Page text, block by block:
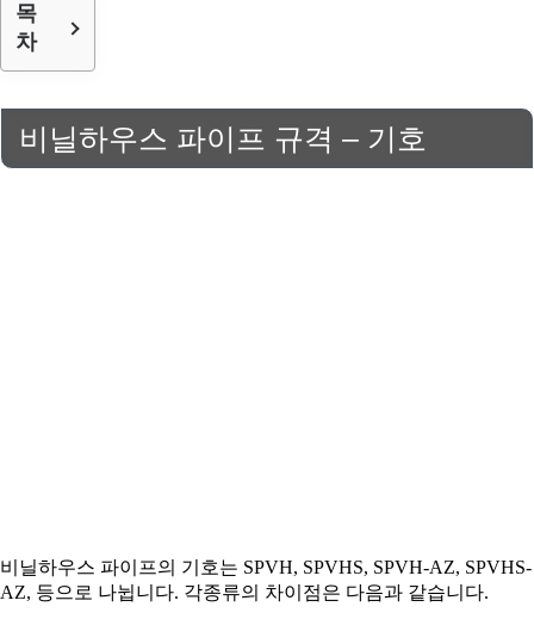
목
차
비닐하우스 파이프 규격 – 기호
비닐하우스 파이프의 기호는 SPVH, SPVHS, SPVH-AZ, SPVHS-
AZ, 등으로 나뉩니다. 각종류의 차이점은 다음과 같습니다.